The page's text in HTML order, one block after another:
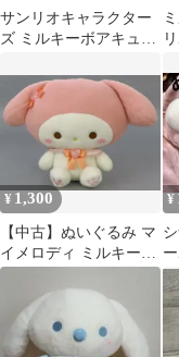
サンリオキャラクター
ズ ミルキーボアキュー
み マイメロ
¥ 1,300
【中古】ぬいぐるみ マ
イメロディ ミルキーボ
ア キュートリボンBIG
ぬいぐるみ 「サンリオ
キャラクターズ」
¥